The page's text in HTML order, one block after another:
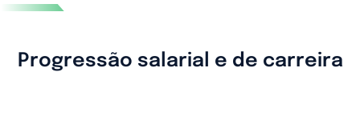
Progressão salarial e de carreira